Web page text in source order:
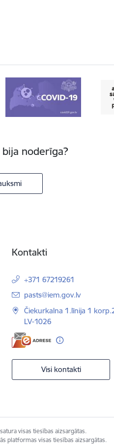
noderīga?
Kontakti
+371 67219261
E-pasts:
pasts@iem.gov.lv
Čiekurkalna 1.līnija 1
LV-1026
Visi kontakti
visas tiesības aizsargātas.
platformas visas tiesības aizsargātas.